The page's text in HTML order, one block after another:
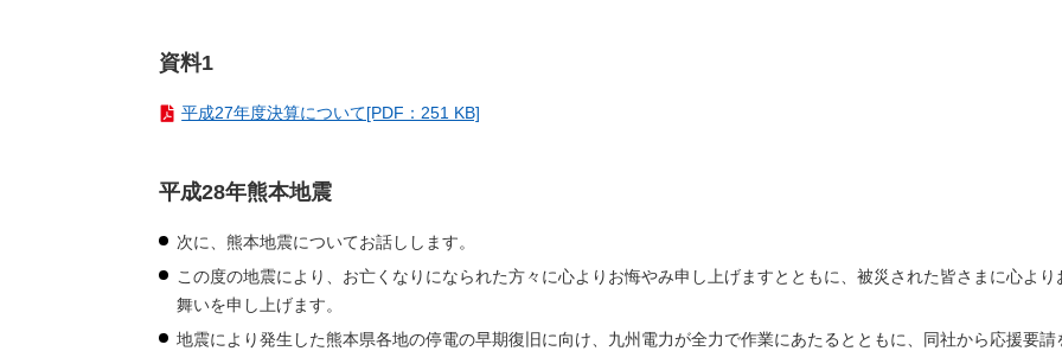
資料1
平成27年度決算について[PDF：251 KB]
平成28年熊本地震
次に、熊本地震についてお話しします。
この度の地震により、お亡くなりになられた方々に心よりお悔やみ申し上げますとともに、被災された皆さまに心より
舞いを申し上げます。
地震により発生した熊本県各地の停電の早期復旧に向け、九州電力が全力で作業にあたるとともに、同社から応援要請